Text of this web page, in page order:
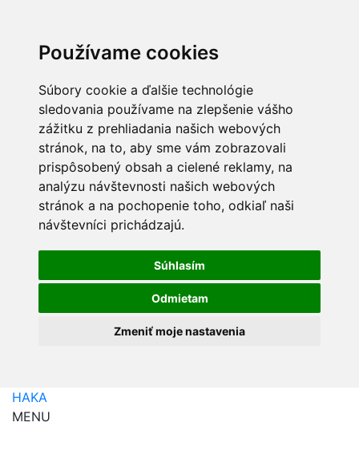
Používame cookies
Súbory cookie a ďalšie technológie
sledovania používame na zlepšenie vášho
zážitku z prehliadania našich webových
stránok, na to, aby sme vám zobrazovali
prispôsobený obsah a cielené reklamy, na
analýzu návštevnosti našich webových
stránok a na pochopenie toho, odkiaľ naši
návštevníci prichádzajú.
Súhlasím
Odmietam
Zmeniť moje nastavenia
HAKA
MENU